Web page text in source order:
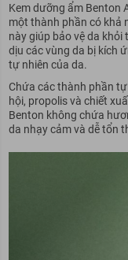
Kem dưỡng ẩm Benton
một thành phần có khả
này giúp bảo vệ da
dịu các vùng da bị kích
tự nhiên của da.
Chứa các thành phần
hội, propolis và chiết
Benton không chứa
da nhạy cảm và dễ tổn